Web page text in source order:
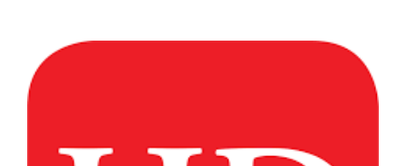
View
Larger
Image